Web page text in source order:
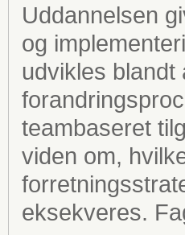
Uddannelsen
og
udvikles
teambaseret
viden om,
eksekveres.